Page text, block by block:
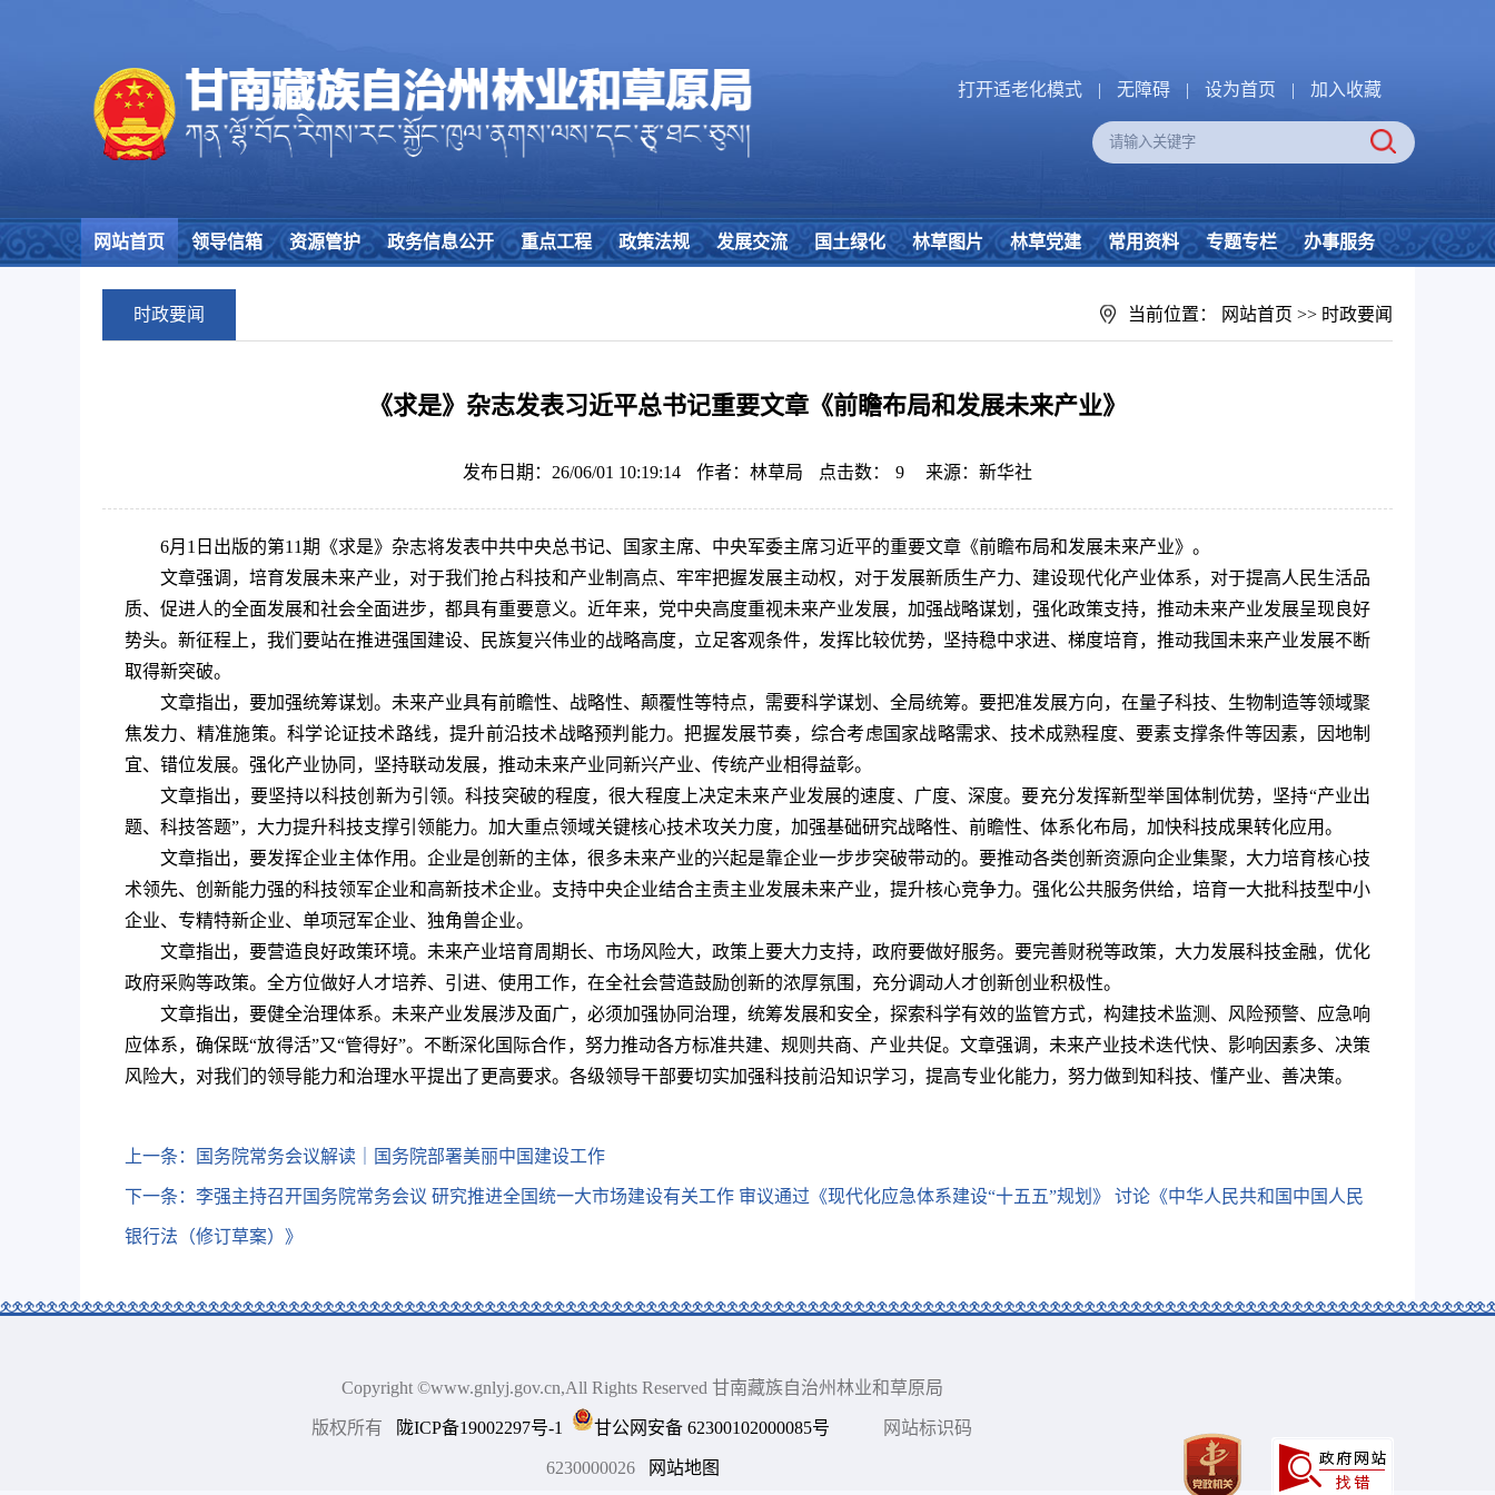
打开适老化模式 | 无障碍 | 设为首页 | 加入收藏
网站首页 领导信箱 资源管护 政务信息公开 重点工程 政策法规 发展交流 国土绿化 林草图片 林草党建 常用资料 专题专栏 办事服务
时政要闻 当前位置： 网站首页 >> 时政要闻
《求是》杂志发表习近平总书记重要文章《前瞻布局和发展未来产业》
发布日期：26/06/01 10:19:14 作者：林草局 点击数： 9 来源：新华社
6月1日出版的第11期《求是》杂志将发表中共中央总书记、国家主席、中央军委主席习近平的重要文章《前瞻布局和发展未来产业》。
文章强调，培育发展未来产业，对于我们抢占科技和产业制高点、牢牢把握发展主动权，对于发展新质生产力、建设现代化产业体系，对于提高人民生活品
质、促进人的全面发展和社会全面进步，都具有重要意义。近年来，党中央高度重视未来产业发展，加强战略谋划，强化政策支持，推动未来产业发展呈现良好
势头。新征程上，我们要站在推进强国建设、民族复兴伟业的战略高度，立足客观条件，发挥比较优势，坚持稳中求进、梯度培育，推动我国未来产业发展不断
取得新突破。
文章指出，要加强统筹谋划。未来产业具有前瞻性、战略性、颠覆性等特点，需要科学谋划、全局统筹。要把准发展方向，在量子科技、生物制造等领域聚
焦发力、精准施策。科学论证技术路线，提升前沿技术战略预判能力。把握发展节奏，综合考虑国家战略需求、技术成熟程度、要素支撑条件等因素，因地制
宜、错位发展。强化产业协同，坚持联动发展，推动未来产业同新兴产业、传统产业相得益彰。
文章指出，要坚持以科技创新为引领。科技突破的程度，很大程度上决定未来产业发展的速度、广度、深度。要充分发挥新型举国体制优势，坚持“产业出
题、科技答题”，大力提升科技支撑引领能力。加大重点领域关键核心技术攻关力度，加强基础研究战略性、前瞻性、体系化布局，加快科技成果转化应用。
文章指出，要发挥企业主体作用。企业是创新的主体，很多未来产业的兴起是靠企业一步步突破带动的。要推动各类创新资源向企业集聚，大力培育核心技
术领先、创新能力强的科技领军企业和高新技术企业。支持中央企业结合主责主业发展未来产业，提升核心竞争力。强化公共服务供给，培育一大批科技型中小
企业、专精特新企业、单项冠军企业、独角兽企业。
文章指出，要营造良好政策环境。未来产业培育周期长、市场风险大，政策上要大力支持，政府要做好服务。要完善财税等政策，大力发展科技金融，优化
政府采购等政策。全方位做好人才培养、引进、使用工作，在全社会营造鼓励创新的浓厚氛围，充分调动人才创新创业积极性。
文章指出，要健全治理体系。未来产业发展涉及面广，必须加强协同治理，统筹发展和安全，探索科学有效的监管方式，构建技术监测、风险预警、应急响
应体系，确保既“放得活”又“管得好”。不断深化国际合作，努力推动各方标准共建、规则共商、产业共促。文章强调，未来产业技术迭代快、影响因素多、决策
风险大，对我们的领导能力和治理水平提出了更高要求。各级领导干部要切实加强科技前沿知识学习，提高专业化能力，努力做到知科技、懂产业、善决策。
上一条： 国务院常务会议解读｜国务院部署美丽中国建设工作
下一条： 李强主持召开国务院常务会议 研究推进全国统一大市场建设有关工作 审议通过《现代化应急体系建设“十五五”规划》 讨论《中华人民共和国中国人民
银行法（修订草案）》
Copyright ©www.gnlyj.gov.cn,All Rights Reserved 甘南藏族自治州林业和草原局
版权所有 陇ICP备19002297号-1 甘公网安备 62300102000085号 网站标识码
6230000026 网站地图